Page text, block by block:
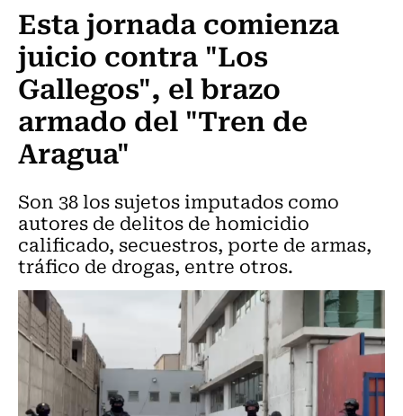
Esta jornada comienza
juicio contra "Los
Gallegos", el brazo
armado del "Tren de
Aragua"
Son 38 los sujetos imputados como
autores de delitos de homicidio
calificado, secuestros, porte de armas,
tráfico de drogas, entre otros.